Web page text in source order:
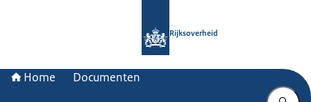
Rijksoverheid
Home Documenten